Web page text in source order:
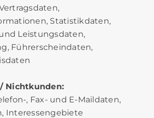
Statistikdaten,
Leistungsdaten,
Führerscheindaten,
Nichtkunden:
, Fax- und E-Maildaten,
Interessengebiete